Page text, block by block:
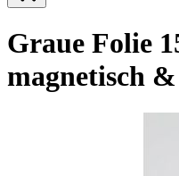
Graue Folie
magnetisch